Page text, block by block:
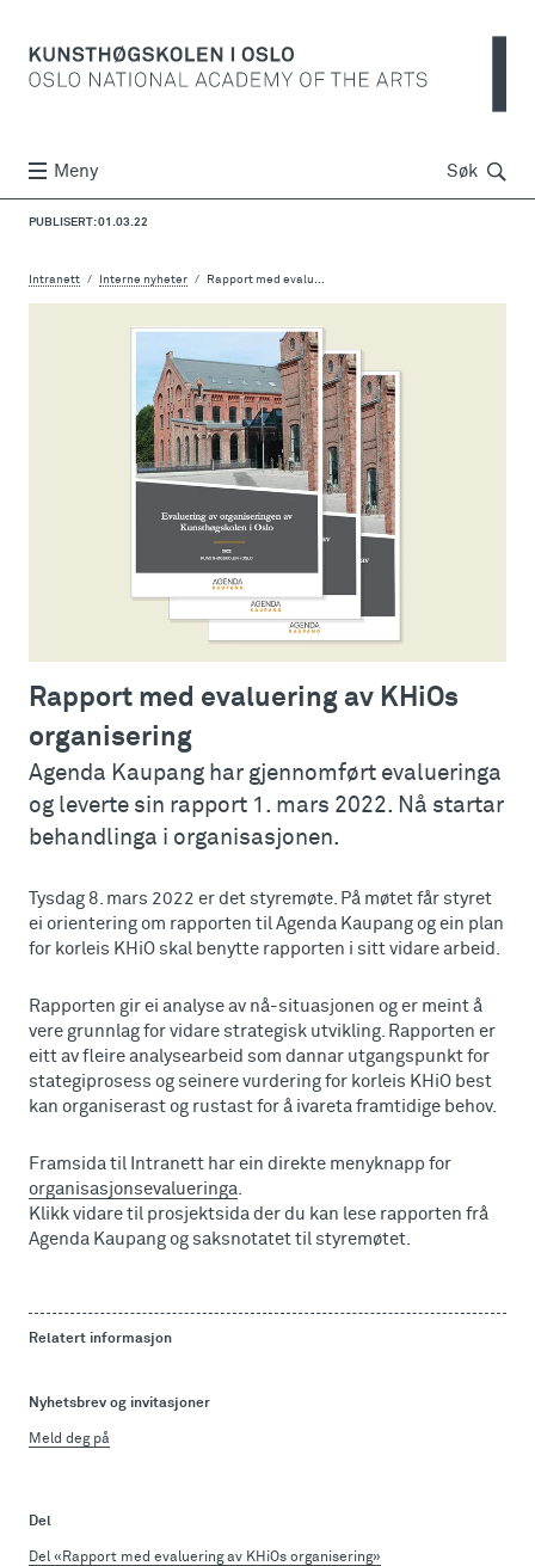
Meny Søk Søk
PUBLISERT: 01.03.22
Intranett Interne nyheter Rapport med evalu...
Rapport med evaluering av KHiOs
organisering
Agenda Kaupang har gjennomført evalueringa
og leverte sin rapport 1. mars 2022. Nå startar
behandlinga i organisasjonen.
Tysdag 8. mars 2022 er det styremøte. På møtet får styret
ei orientering om rapporten til Agenda Kaupang og ein plan
for korleis KHiO skal benytte rapporten i sitt vidare arbeid.
Rapporten gir ei analyse av nå-situasjonen og er meint å
vere grunnlag for vidare strategisk utvikling. Rapporten er
eitt av fleire analysearbeid som dannar utgangspunkt for
stategiprosess og seinere vurdering for korleis KHiO best
kan organiserast og rustast for å ivareta framtidige behov.
Framsida til Intranett har ein direkte menyknapp for
organisasjonsevalueringa.
Klikk vidare til prosjektsida der du kan lese rapporten frå
Agenda Kaupang og saksnotatet til styremøtet.
Relatert informasjon
Nyhetsbrev og invitasjoner
Meld deg på
Del
Del «Rapport med evaluering av KHiOs organisering»